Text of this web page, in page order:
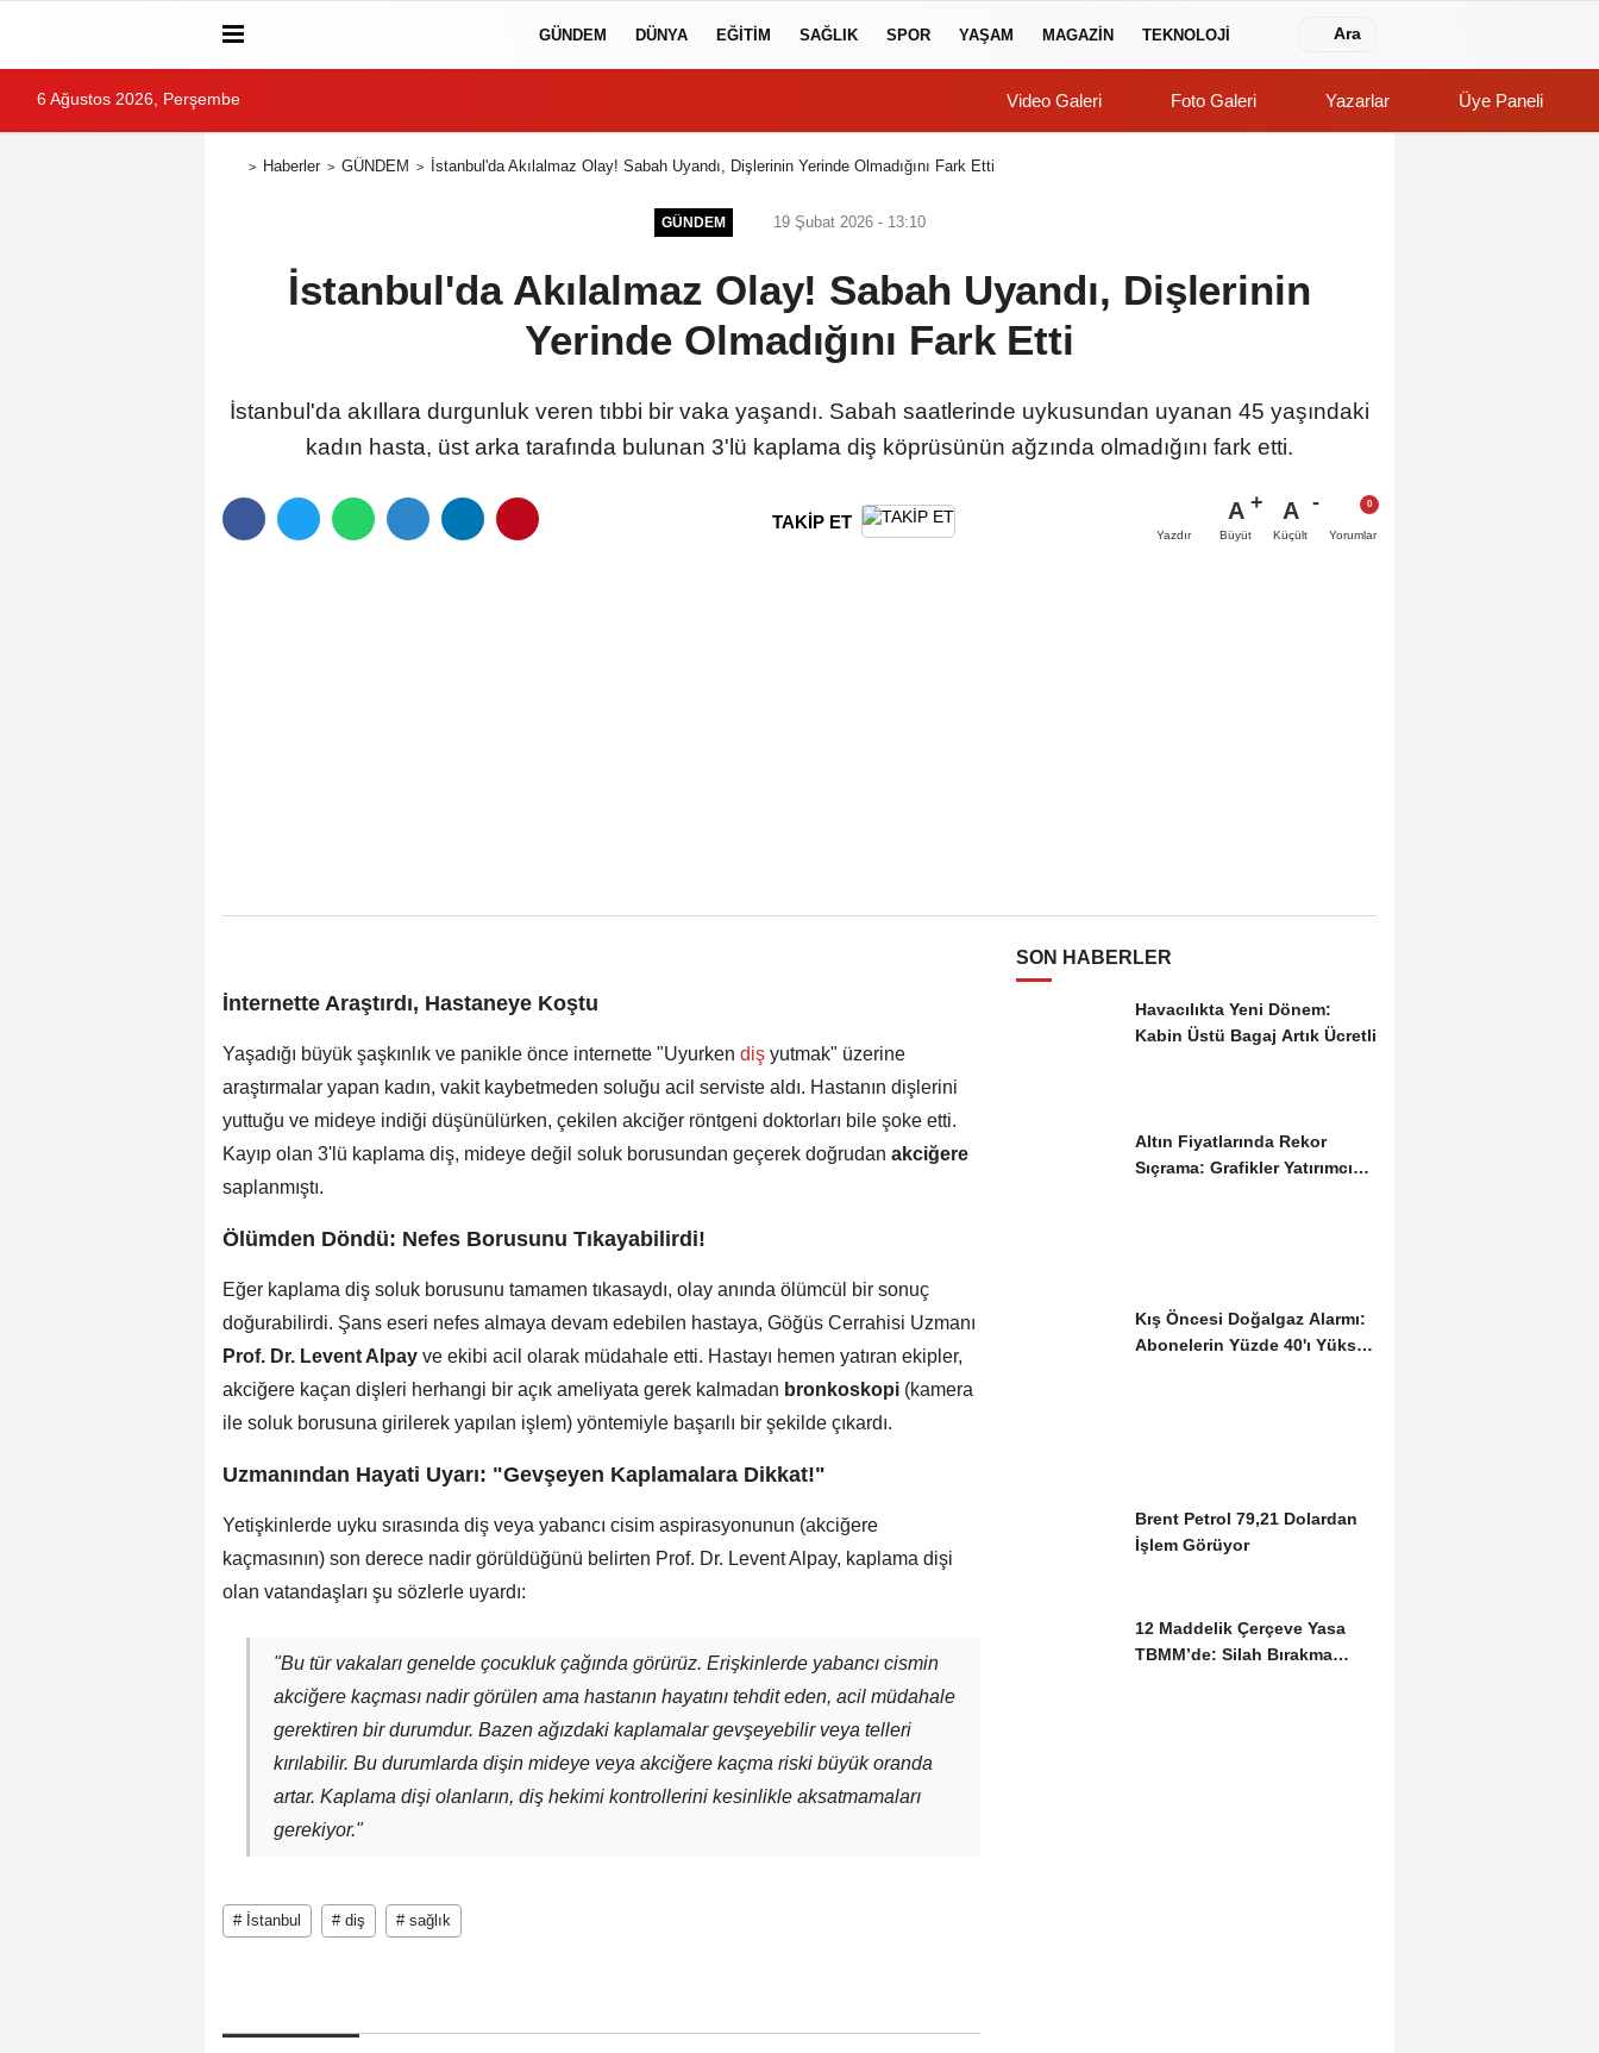
GÜNDEM DÜNYA EĞİTİM SAĞLIK SPOR YAŞAM MAGAZİN TEKNOLOJİ Ara
6 Ağustos 2026, Perşembe Video Galeri Foto Galeri Yazarlar Üye Paneli
Haberler GÜNDEM İstanbul'da Akılalmaz Olay! Sabah Uyandı, Dişlerinin Yerinde Olmadığını Fark Etti
GÜNDEM 19 Şubat 2026 - 13:10
İstanbul'da Akılalmaz Olay! Sabah Uyandı, Dişlerinin
Yerinde Olmadığını Fark Etti
İstanbul'da akıllara durgunluk veren tıbbi bir vaka yaşandı. Sabah saatlerinde uykusundan uyanan 45 yaşındaki
kadın hasta, üst arka tarafında bulunan 3'lü kaplama diş köprüsünün ağzında olmadığını fark etti.
TAKİP ET
Yazdır
A
Büyüt
A
Küçült Yorumlar
İnternette Araştırdı, Hastaneye Koştu
Yaşadığı büyük şaşkınlık ve panikle önce internette "Uyurken diş yutmak" üzerine
araştırmalar yapan kadın, vakit kaybetmeden soluğu acil serviste aldı. Hastanın dişlerini
yuttuğu ve mideye indiği düşünülürken, çekilen akciğer röntgeni doktorları bile şoke etti.
Kayıp olan 3'lü kaplama diş, mideye değil soluk borusundan geçerek doğrudan akciğere
saplanmıştı.
Ölümden Döndü: Nefes Borusunu Tıkayabilirdi!
Eğer kaplama diş soluk borusunu tamamen tıkasaydı, olay anında ölümcül bir sonuç
doğurabilirdi. Şans eseri nefes almaya devam edebilen hastaya, Göğüs Cerrahisi Uzmanı
Prof. Dr. Levent Alpay ve ekibi acil olarak müdahale etti. Hastayı hemen yatıran ekipler,
akciğere kaçan dişleri herhangi bir açık ameliyata gerek kalmadan bronkoskopi (kamera
ile soluk borusuna girilerek yapılan işlem) yöntemiyle başarılı bir şekilde çıkardı.
Uzmanından Hayati Uyarı: "Gevşeyen Kaplamalara Dikkat!"
Yetişkinlerde uyku sırasında diş veya yabancı cisim aspirasyonunun (akciğere
kaçmasının) son derece nadir görüldüğünü belirten Prof. Dr. Levent Alpay, kaplama dişi
olan vatandaşları şu sözlerle uyardı:
"Bu tür vakaları genelde çocukluk çağında görürüz. Erişkinlerde yabancı cismin
akciğere kaçması nadir görülen ama hastanın hayatını tehdit eden, acil müdahale
gerektiren bir durumdur. Bazen ağızdaki kaplamalar gevşeyebilir veya telleri
kırılabilir. Bu durumlarda dişin mideye veya akciğere kaçma riski büyük oranda
artar. Kaplama dişi olanların, diş hekimi kontrollerini kesinlikle aksatmamaları
gerekiyor."
# İstanbul # diş # sağlık
SON HABERLER
Havacılıkta Yeni Dönem:
Kabin Üstü Bagaj Artık Ücretli
Altın Fiyatlarında Rekor
Sıçrama: Grafikler Yatırımcıyı
Kış Öncesi Doğalgaz Alarmı:
Abonelerin Yüzde 40'ı Yüksek
Brent Petrol 79,21 Dolardan
İşlem Görüyor
12 Maddelik Çerçeve Yasa
TBMM’de: Silah Bırakma